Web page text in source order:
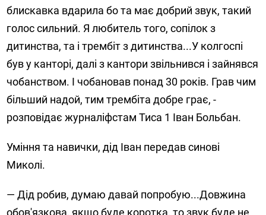
блискавка вдарила бо та має добрий звук, такий
голос сильний. Я любитель того, сопілок з
дитинства, та і трембіт з дитинства...У колгоспі
був у канторі, далі з кантори звільнився і зайнявся
чобанством. І чобановав понад 30 років. Грав чим
більший надой, тим трембіта добре грає, -
розповідає журналіфстам Тиса 1 Іван Больбан.
Уміння та навички, дід Іван передав синові
Миколі.
— Дід робив, думаю давай попробую...Довжина